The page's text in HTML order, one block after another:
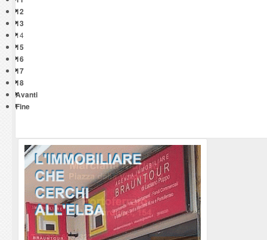
12
13
14
15
16
17
18
Avanti
Fine